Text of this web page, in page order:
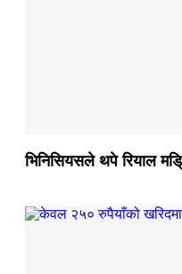
भिनिसियसले थपे रियाल